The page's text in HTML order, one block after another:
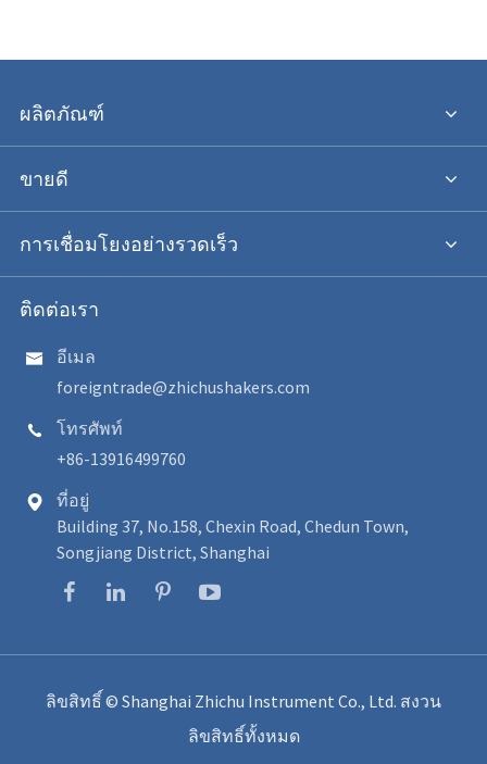
ผลิตภัณฑ์
ขายดี
การเชื่อมโยงอย่างรวดเร็ว
ติดต่อเรา

อีเมล
foreigntrade@zhichushakers.com

โทรศัพท์
+86-13916499760

ที่อยู่
Building 37, No.158, Chexin Road, Chedun Town,
Songjiang District, Shanghai
ลิขสิทธิ์ © Shanghai Zhichu Instrument Co., Ltd. สงวน
ลิขสิทธิ์ทั้งหมด